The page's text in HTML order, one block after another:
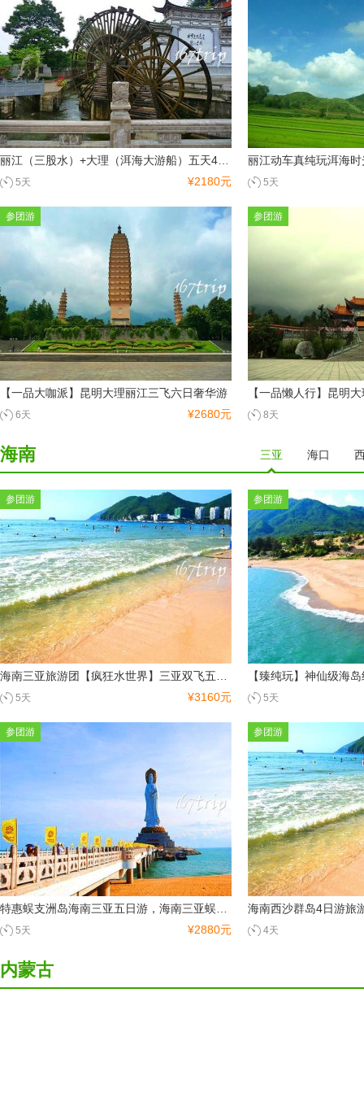
青岛
河南
郭亮村 少林寺 龙门石窟
¥2180元
5天 5天
参团游
【一品大咖派】昆明大理丽江三飞六日奢华游
¥2680元
6天
参团游
8天
海南 三亚 海口
参团游
¥3160元
5天
参团游
5天
参团游
¥2880元
5天
参团游
4天
内蒙古